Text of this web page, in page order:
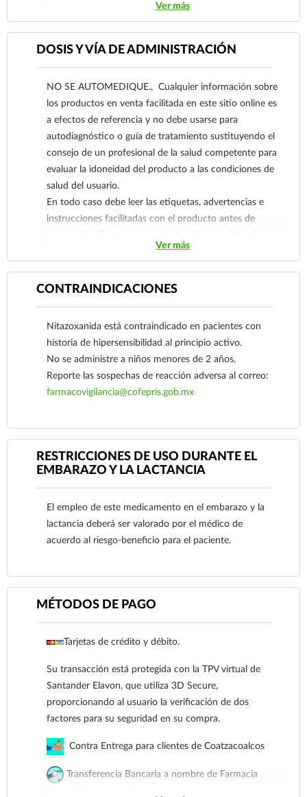
trematodos, indicado en el tratamiento de
Strongiloides stercolaris.
Hymenolepis nana y Fasciola hepatica, Isospora
beli, Cryptosporidium parvum, Absceso hepático
DAXON® está indicado en el tratamiento de
Tricomoniasis sintomática, en mujeres y hombres
con presencia confirmada de Trichomonas
Tricomoniasis asintomática, cuando el organismo
se asocia con endocervicitis, cervicitis y erosiones
Ver más
DOSIS Y VÍA DE ADMINISTRACIÓN
NO SE AUTOMEDIQUE., Cualquier información sobre
los productos en venta facilitada en este sitio online es
a efectos de referencia y no debe usarse para
autodiagnóstico o guía de tratamiento sustituyendo el
consejo de un profesional de la salud competente para
evaluar la idoneidad del producto a las condiciones de
salud del usuario.
En todo caso debe leer las etiquetas, advertencias e
instrucciones facilitadas con el producto antes de
consumirlo. Contacte a su médico de inmediato si
sospecha que tiene un problema de salud.
Ver más
CONTRAINDICACIONES
Nitazoxanida está contraindicado en pacientes con
historia de hipersensibilidad al principio activo.
No se administre a niños menores de 2 años.
Reporte las sospechas de reacción adversa al correo:
farmacovigilancia@cofepris.gob.mx
RESTRICCIONES DE USO DURANTE EL
EMBARAZO Y LA LACTANCIA
El empleo de este medicamento en el embarazo y la
lactancia deberá ser valorado por el médico de
acuerdo al riesgo-beneficio para el paciente.
Ver más
MÉTODOS DE PAGO
Tarjetas de crédito y débito.
Su transacción está protegida con la TPV virtual de
Santander Elavon, que utiliza 3D Secure,
proporcionando al usuario la verificación de dos
factores para su seguridad en su compra.
Contra Entrega para clientes de Coatzacoalcos
Transferencia Bancaria a nombre de Farmacia